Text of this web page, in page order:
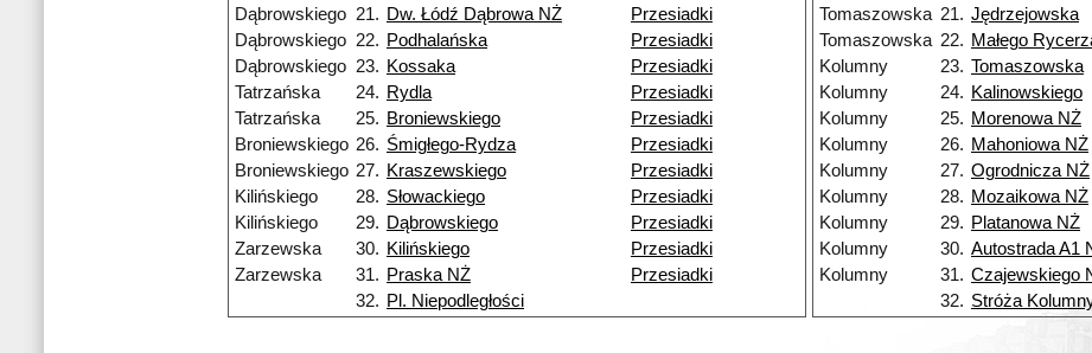
Dąbrowskiego 21. Dw. Łódź Dąbrowa NŻ
Przesiadki
Dąbrowskiego 22. Podhalańska
Przesiadki
Dąbrowskiego 23. Kossaka
Przesiadki
Tatrzańska
24. Rydla
Przesiadki
Tatrzańska
25. Broniewskiego
Przesiadki
Broniewskiego 26. Śmigłego-Rydza
Przesiadki
Broniewskiego 27. Kraszewskiego
Przesiadki
Kilińskiego
28. Słowackiego
Przesiadki
Kilińskiego
29. Dąbrowskiego
Przesiadki
Zarzewska
30. Kilińskiego
Przesiadki
Zarzewska
31. Praska NŻ
Przesiadki
32. Pl. Niepodległości
Tomaszowska 21. Jędrzejowska
Tomaszowska 22. Małego
Kolumny
23. Tomaszowska
Kolumny
24. Kalinowskiego
Kolumny
25. Morenowa NŻ
Kolumny
26. Mahoniowa NŻ
Kolumny
27. Ogrodnicza NŻ
Kolumny
28. Mozaikowa NŻ
Kolumny
29. Platanowa NŻ
Kolumny
30. Autostrada A1
Kolumny
31. Czajewskiego
32. Stróża